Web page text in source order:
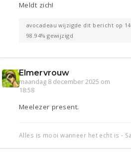
Meldt zich!
avocadeau wijzigde dit bericht op 14-
98.94% gewijzigd
Elmervrouw
maandag 8 december 2025 om
18:58
Meelezer present.
Alles is mooi wanneer het echt is -